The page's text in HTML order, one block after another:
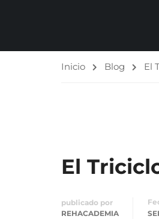
Inicio Blog El
El
publicado por
REHACADEMIA